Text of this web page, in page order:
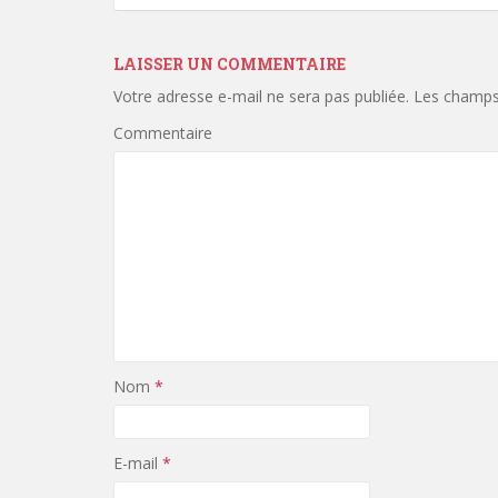
LAISSER UN COMMENTAIRE
Votre adresse e-mail ne sera pas publiée. Les
Commentaire
Nom *
E-mail *